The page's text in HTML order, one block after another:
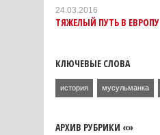
24.03.2016
ТЯЖЕЛЫЙ ПУТЬ В ЕВРОПУ
КЛЮЧЕВЫЕ СЛОВА
история мусульманка
АРХИВ РУБРИКИ «»